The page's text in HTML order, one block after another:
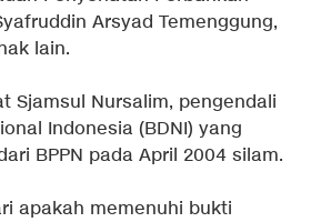
Arsyad Temenggung,
lain.
Sjamsul Nursalim, pengendali
Indonesia (BDNI) yang
BPPN pada April 2004 silam.
apakah memenuhi bukti